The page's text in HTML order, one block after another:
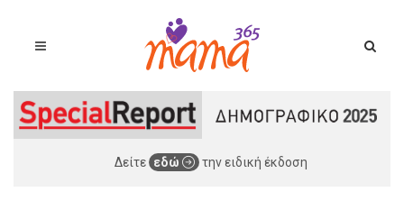
Δείτε εδώ την ειδική έκδοση